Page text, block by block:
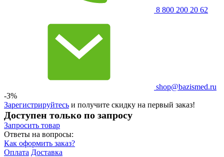
8 800 200 20 62
shop@bazismed.ru
-3%
Зарегистрируйтесь и получите скидку на первый заказ!
Доступен только по запросу
Запросить товар
Ответы на вопросы:
Как оформить заказ?
Оплата Доставка